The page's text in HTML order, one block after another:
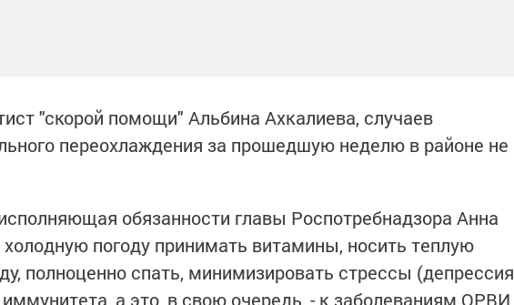
"скорой помощи" Альбина Ахкалиева, случаев
переохлаждения за прошедшую неделю в районе не
обязанности главы Роспотребнадзора Анна
холодную погоду принимать витамины, носить теплую
полноценно спать, минимизировать стрессы (депрессия
а это, в свою очередь, - к заболеваниям ОРВИ